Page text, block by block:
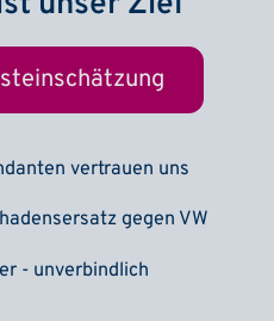
vertrauen uns
gegen VW
- unverbindlich